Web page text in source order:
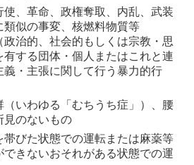
、革命、政権奪取、内乱、武装
類似の事変、核燃料物質等
政治的、社会的もしくは宗教・思
する団体・個人またはこれと連
義・主張に関して行う暴力的行
（いわゆる「むちうち症」）、腰
見のないもの
帯びた状態での運転または麻薬等
できないおそれがある状態での運